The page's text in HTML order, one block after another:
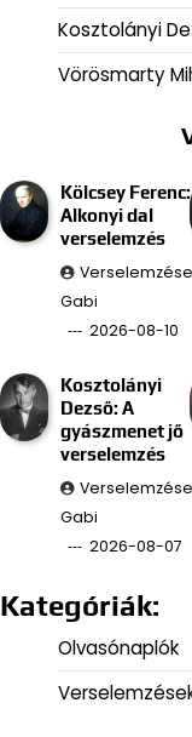
Kosztolányi
Vörösmarty
Kölcsey Ferenc:
Alkonyi dal
verselemzés
Gabi
2026-08-10
Kosztolányi
Dezső: A
gyászmenet jő
verselemzés
Gabi
2026-08-07
Kategóriák:
Olvasónaplók